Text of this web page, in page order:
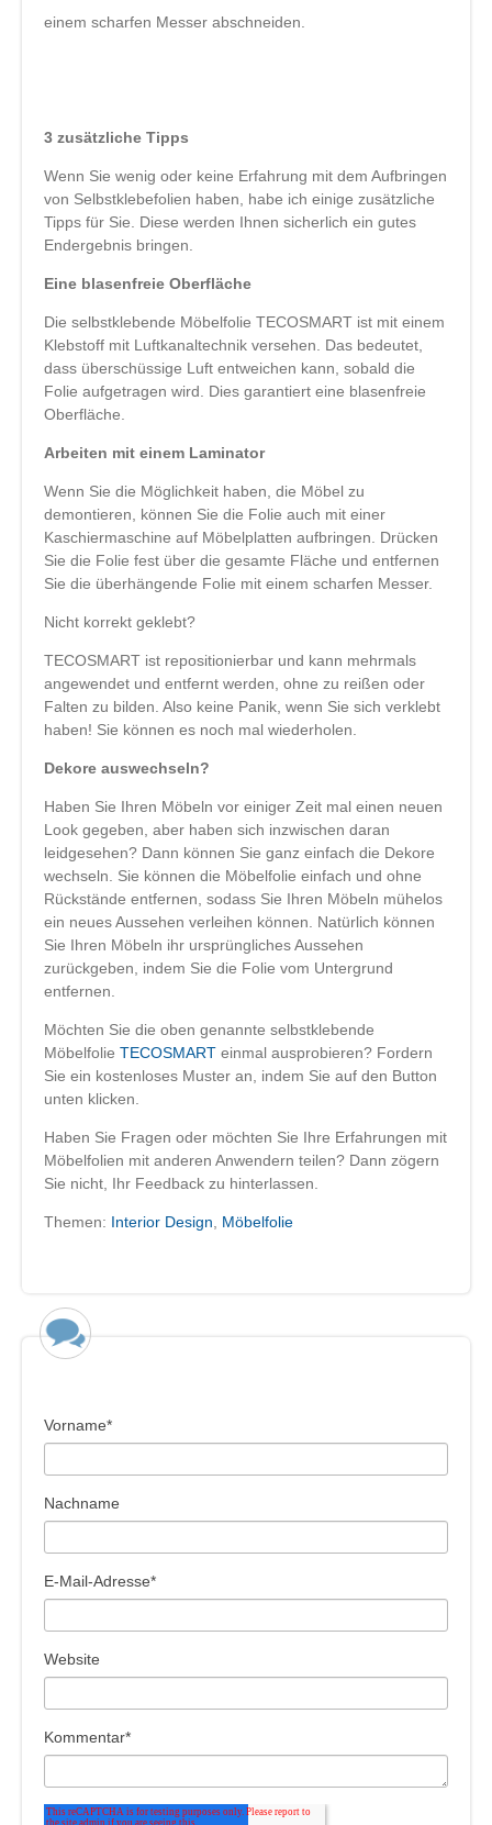
einem scharfen Messer abschneiden.
3 zusätzliche Tipps
Wenn Sie wenig oder keine Erfahrung mit dem Aufbringen
von Selbstklebefolien haben, habe ich einige zusätzliche
Tipps für Sie. Diese werden Ihnen sicherlich ein gutes
Endergebnis bringen.
Eine blasenfreie Oberfläche
Die selbstklebende Möbelfolie TECOSMART ist mit einem
Klebstoff mit Luftkanaltechnik versehen. Das bedeutet,
dass überschüssige Luft entweichen kann, sobald die
Folie aufgetragen wird. Dies garantiert eine blasenfreie
Oberfläche.
Arbeiten mit einem Laminator
Wenn Sie die Möglichkeit haben, die Möbel zu
demontieren, können Sie die Folie auch mit einer
Kaschiermaschine auf Möbelplatten aufbringen. Drücken
Sie die Folie fest über die gesamte Fläche und entfernen
Sie die überhängende Folie mit einem scharfen Messer.
Nicht korrekt geklebt?
TECOSMART ist repositionierbar und kann mehrmals
angewendet und entfernt werden, ohne zu reißen oder
Falten zu bilden. Also keine Panik, wenn Sie sich verklebt
haben! Sie können es noch mal wiederholen.
Dekore auswechseln?
Haben Sie Ihren Möbeln vor einiger Zeit mal einen neuen
Look gegeben, aber haben sich inzwischen daran
leidgesehen? Dann können Sie ganz einfach die Dekore
wechseln. Sie können die Möbelfolie einfach und ohne
Rückstände entfernen, sodass Sie Ihren Möbeln mühelos
ein neues Aussehen verleihen können. Natürlich können
Sie Ihren Möbeln ihr ursprüngliches Aussehen
zurückgeben, indem Sie die Folie vom Untergrund
entfernen.
Möchten Sie die oben genannte selbstklebende
Möbelfolie TECOSMART einmal ausprobieren? Fordern
Sie ein kostenloses Muster an, indem Sie auf den Button
unten klicken.
Haben Sie Fragen oder möchten Sie Ihre Erfahrungen mit
Möbelfolien mit anderen Anwendern teilen? Dann zögern
Sie nicht, Ihr Feedback zu hinterlassen.
Themen: Interior Design, Möbelfolie
Vorname*
Nachname
E-Mail-Adresse*
Website
Kommentar*